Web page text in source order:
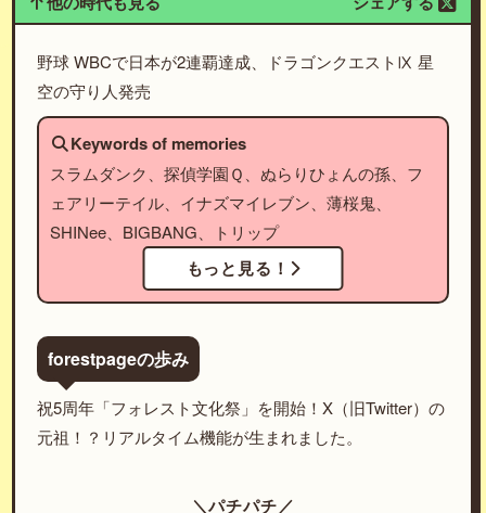
野球 WBCで日本が2連覇達成、ドラゴンクエストⅨ 星
空の守り人発売
Keywords of memories
スラムダンク、探偵学園Ｑ、ぬらりひょんの孫、フ
ェアリーテイル、イナズマイレブン、薄桜鬼、
SHINee、BIGBANG、トリップ
もっと見る！
forestpageの歩み
祝5周年「フォレスト文化祭」を開始！X（旧Twitter）の
元祖！？リアルタイム機能が生まれました。
＼パチパチ／